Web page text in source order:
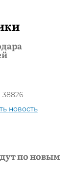
38826
новость
по новым